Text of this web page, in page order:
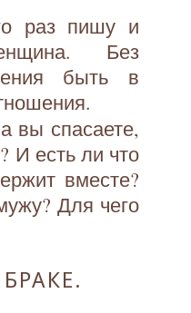
раз пишу и
Без
быть в
вы спасаете,
И есть ли что
вместе?
Для чего